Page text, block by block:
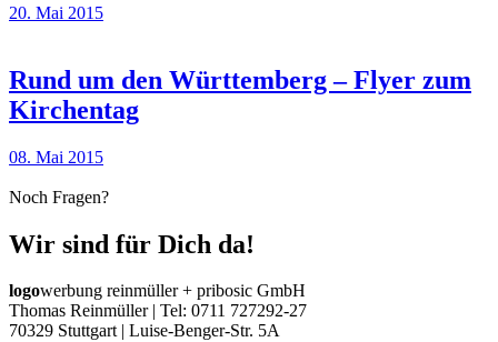
20. Mai 2015
Rund um den Württemberg – Flyer zum
Kirchentag
08. Mai 2015
Noch Fragen?
Wir sind für Dich da!
logowerbung reinmüller + pribosic GmbH
Thomas Reinmüller | Tel: 0711 727292-27
70329 Stuttgart | Luise-Benger-Str. 5A